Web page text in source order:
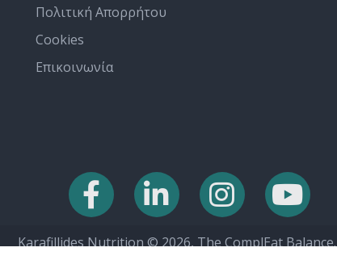
Πολιτική Απορρήτου
Cookies
Επικοινωνία
Karafillides Nutrition © 2026, The ComplEat Balance.